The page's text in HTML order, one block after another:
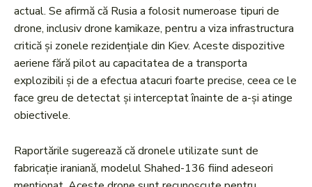
actual. Se afirmă că Rusia a folosit numeroase tipuri de
drone, inclusiv drone kamikaze, pentru a viza infrastructura
critică și zonele rezidențiale din Kiev. Aceste dispozitive
aeriene fără pilot au capacitatea de a transporta
explozibili și de a efectua atacuri foarte precise, ceea ce le
face greu de detectat și interceptat înainte de a-și atinge
obiectivele.
Raportările sugerează că dronele utilizate sunt de
fabricație iraniană, modelul Shahed-136 fiind adeseori